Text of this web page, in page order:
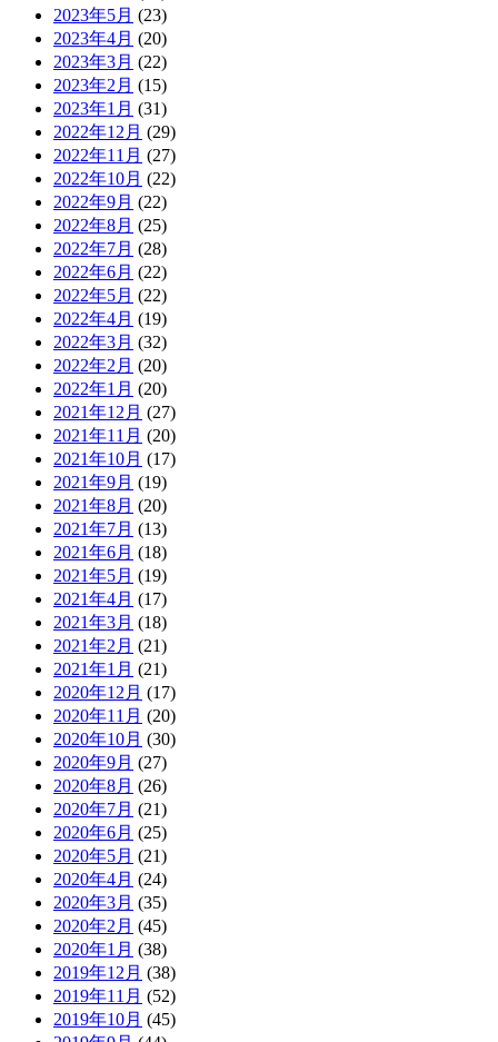
2023年5月 (23)
2023年4月 (20)
2023年3月 (22)
2023年2月 (15)
2023年1月 (31)
2022年12月 (29)
2022年11月 (27)
2022年10月 (22)
2022年9月 (22)
2022年8月 (25)
2022年7月 (28)
2022年6月 (22)
2022年5月 (22)
2022年4月 (19)
2022年3月 (32)
2022年2月 (20)
2022年1月 (20)
2021年12月 (27)
2021年11月 (20)
2021年10月 (17)
2021年9月 (19)
2021年8月 (20)
2021年7月 (13)
2021年6月 (18)
2021年5月 (19)
2021年4月 (17)
2021年3月 (18)
2021年2月 (21)
2021年1月 (21)
2020年12月 (17)
2020年11月 (20)
2020年10月 (30)
2020年9月 (27)
2020年8月 (26)
2020年7月 (21)
2020年6月 (25)
2020年5月 (21)
2020年4月 (24)
2020年3月 (35)
2020年2月 (45)
2020年1月 (38)
2019年12月 (38)
2019年11月 (52)
2019年10月 (45)